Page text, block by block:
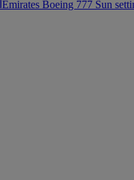
Emirates Boeing 777 Sun